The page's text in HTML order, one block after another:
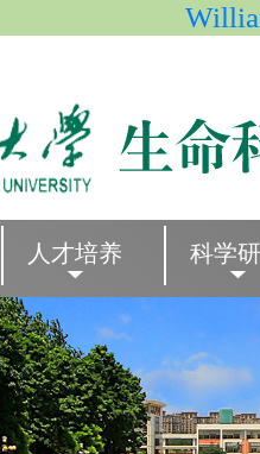
人才培养 科学